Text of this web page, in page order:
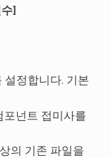
]
설정합니다. 기본
포넌트 접미사를
의 기존 파일을